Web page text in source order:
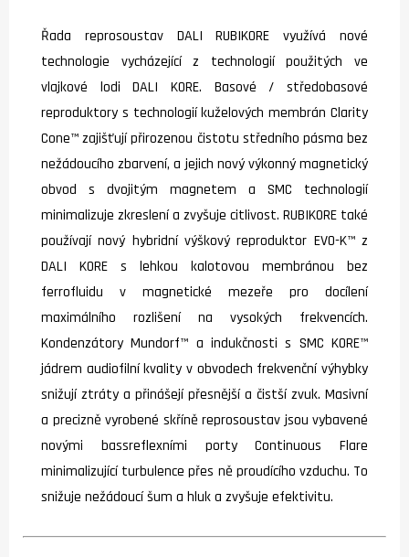
Řada reprosoustav DALI RUBIKORE využívá nové
technologie vycházející z technologií použitých ve
vlajkové lodi DALI KORE. Basové / středobasové
reproduktory s technologií kuželových membrán Clarity
Cone™ zajišťují přirozenou čistotu středního pásma bez
nežádoucího zbarvení, a jejich nový výkonný magnetický
obvod s dvojitým magnetem a SMC technologií
minimalizuje zkreslení a zvyšuje citlivost. RUBIKORE také
používají nový hybridní výškový reproduktor EVO-K™ z
DALI KORE s lehkou kalotovou membránou bez
ferrofluidu v magnetické mezeře pro docílení
maximálního rozlišení na vysokých frekvencích.
Kondenzátory Mundorf™ a indukčnosti s SMC KORE™
jádrem audiofilní kvality v obvodech frekvenční výhybky
snižují ztráty a přinášejí přesnější a čistší zvuk. Masivní
a precizně vyrobené skříně reprosoustav jsou vybavené
novými bassreflexními porty Continuous Flare
minimalizující turbulence přes ně proudícího vzduchu. To
snižuje nežádoucí šum a hluk a zvyšuje efektivitu.